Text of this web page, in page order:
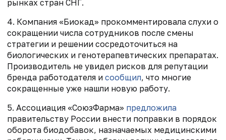
рынках стран СНГ.
4. Компания «Биокад» прокомментировала слухи о
сокращении числа сотрудников после смены
стратегии и решении сосредоточиться на
биологических и генотерапевтических препаратах.
Производитель не увидел рисков для репутации
бренда работодателя и сообщил, что многие
сокращенные уже нашли новую работу.
5. Ассоциация «СоюзФарма» предложила
правительству России внести поправки в порядок
оборота биодобавок, назначаемых медицинскими